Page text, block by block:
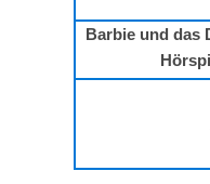
Barbie und das